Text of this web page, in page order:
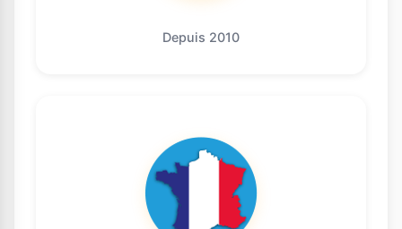
Depuis 2010